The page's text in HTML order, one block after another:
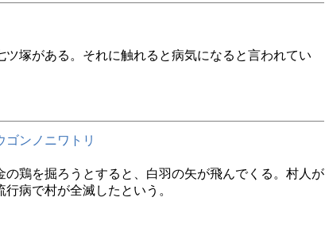
ツ塚がある。それに触れると病気になると言われてい
ゴンノニワトリ
の鶏を掘ろうとすると、白羽の矢が飛んでくる。村人が
病で村が全滅したという。